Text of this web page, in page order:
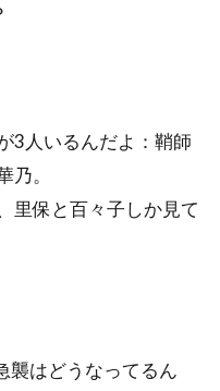
3人いるんだよ：鞘師
乃。
里保と百々子しか見て
襲はどうなってるん